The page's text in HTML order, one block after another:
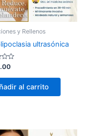
y Rellenos
ultrasónica
al carrito